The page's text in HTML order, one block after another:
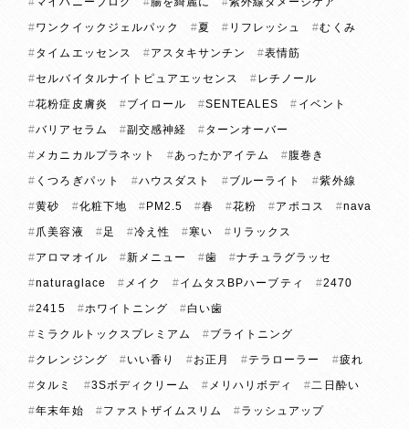
ワンクイックジェルパック
夏 リフレッシュ
むくみ
タイムエッセンス
アスタキサンチン
表情筋
セルバイタルナイトピュアエッセンス
レチノール
花粉症皮膚炎
ブイロール SENTEALES
イベント
バリアセラム
副交感神経
ターンオーバー
メカニカルプラネット
あったかアイテム
腹巻き
くつろぎパット
ハウスダスト ブルーライト
紫外線
黄砂
化粧下地 PM2.5 春 花粉 アポコス
nava
爪美容液
足 冷え性 寒い
リラックス
アロマオイル
新メニュー 歯
ナチュラグラッセ
naturaglace
メイク イムタスBPハーブティ
2470
2415
ホワイトニング
白い歯
ミラクルトックスプレミアム
ブライトニング
クレンジング
いい香り お正月 テラローラー
疲れ
タルミ
3Sボディクリーム メリハリボディ
二日酔い
年末年始
ファストザイムスリム
ラッシュアップ